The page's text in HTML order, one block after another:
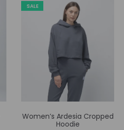
SALE
Women’s Ardesia Cropped
Hoodie